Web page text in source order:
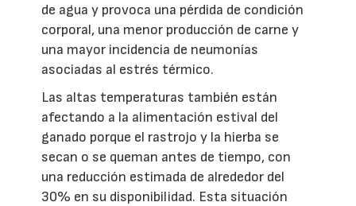
de agua y provoca una pérdida de condición
corporal, una menor producción de carne y
una mayor incidencia de neumonías
asociadas al estrés térmico.
Las altas temperaturas también están
afectando a la alimentación estival del
ganado porque el rastrojo y la hierba se
secan o se queman antes de tiempo, con
una reducción estimada de alrededor del
30% en su disponibilidad. Esta situación